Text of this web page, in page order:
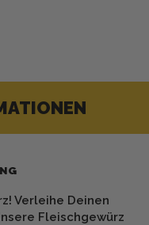
Verleihe Deinen
Fleischgewürz